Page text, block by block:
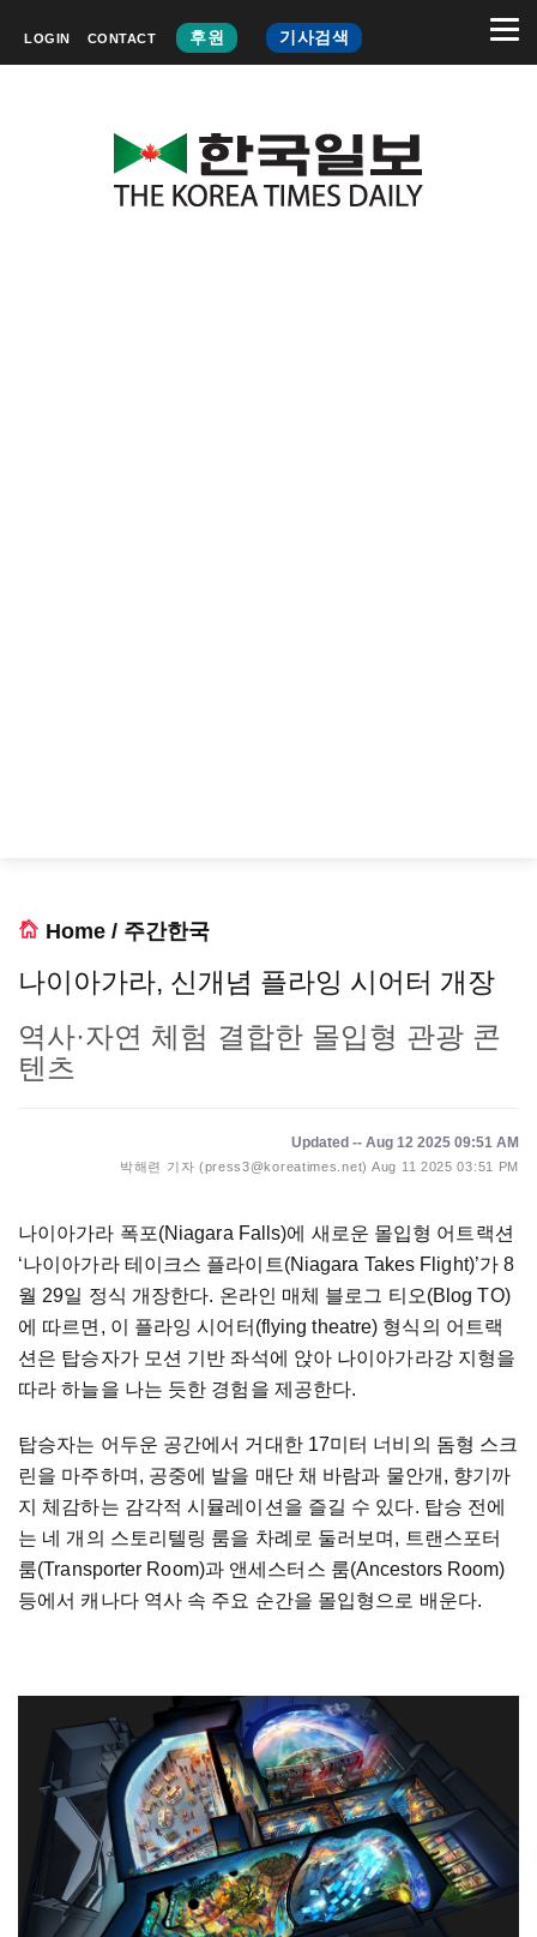
LOGIN CONTACT 후원 기사검색
Home / 주간한국
나이아가라, 신개념 플라잉 시어터 개장
역사·자연 체험 결합한 몰입형 관광 콘
텐츠
Updated -- Aug 12 2025 09:51 AM
박해련 기자 (press3@koreatimes.net) Aug 11 2025 03:51 PM
나이아가라 폭포(Niagara Falls)에 새로운 몰입형 어트랙션
‘나이아가라 테이크스 플라이트(Niagara Takes Flight)’가 8
월 29일 정식 개장한다. 온라인 매체 블로그 티오(Blog TO)
에 따르면, 이 플라잉 시어터(flying theatre) 형식의 어트랙
션은 탑승자가 모션 기반 좌석에 앉아 나이아가라강 지형을
따라 하늘을 나는 듯한 경험을 제공한다.
탑승자는 어두운 공간에서 거대한 17미터 너비의 돔형 스크
린을 마주하며, 공중에 발을 매단 채 바람과 물안개, 향기까
지 체감하는 감각적 시뮬레이션을 즐길 수 있다. 탑승 전에
는 네 개의 스토리텔링 룸을 차례로 둘러보며, 트랜스포터
룸(Transporter Room)과 앤세스터스 룸(Ancestors Room)
등에서 캐나다 역사 속 주요 순간을 몰입형으로 배운다.